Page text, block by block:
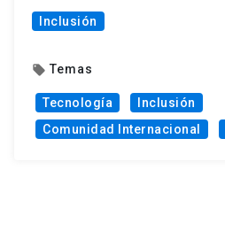
Inclusión
local_offer Temas
Tecnología
Inclusión
Comunidad Internacional